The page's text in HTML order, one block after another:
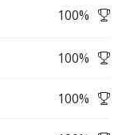
100%
100%
100%